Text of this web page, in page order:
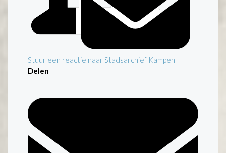
Stuur een reactie naar Stadsarchief Kampen
Delen